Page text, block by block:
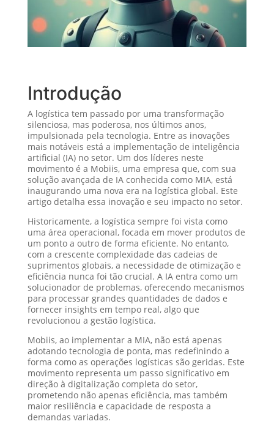
Introdução
A logística tem passado por uma transformação
silenciosa, mas poderosa, nos últimos anos,
impulsionada pela tecnologia. Entre as inovações
mais notáveis está a implementação de inteligência
artificial (IA) no setor. Um dos líderes neste
movimento é a Mobiis, uma empresa que, com sua
solução avançada de IA conhecida como MIA, está
inaugurando uma nova era na logística global. Este
artigo detalha essa inovação e seu impacto no setor.
Historicamente, a logística sempre foi vista como
uma área operacional, focada em mover produtos de
um ponto a outro de forma eficiente. No entanto,
com a crescente complexidade das cadeias de
suprimentos globais, a necessidade de otimização e
eficiência nunca foi tão crucial. A IA entra como um
solucionador de problemas, oferecendo mecanismos
para processar grandes quantidades de dados e
fornecer insights em tempo real, algo que
revolucionou a gestão logística.
Mobiis, ao implementar a MIA, não está apenas
adotando tecnologia de ponta, mas redefinindo a
forma como as operações logísticas são geridas. Este
movimento representa um passo significativo em
direção à digitalização completa do setor,
prometendo não apenas eficiência, mas também
maior resiliência e capacidade de resposta a
demandas variadas.